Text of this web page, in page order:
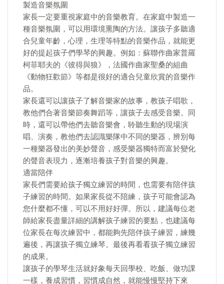
製造音樂氛圍
家長一定要重視家庭中的音樂教育。在家庭中製造一
種音樂氛圍，可以用環境熏陶的方法。讓孩子多聽適
合兒童年齡，心理，生理等特點的音樂作品，就能更
好的提起孩子們學琴的興趣。例如：蘇聯作曲家普羅
柯菲耶夫的《彼得與狼》，法國作曲家聖桑的組曲
《動物狂歡節》等都是很好的適合兒童欣賞的音樂作
品。
家長還可以讓孩子了解音樂家的故事，教孩子唱歌，
教他們合著音樂節奏舞蹈等，讓孩子去感受音樂。同
時，還可以帶他們去聽音樂會，聆聽生動的現場演
唱、演奏，教他們去認識樂隊中不同的樂器，辨別每
一種樂器發出的美妙聲音，感受樂器獨特而富於變化
的聲音表現力，逐漸培養孩子對音樂的興趣。
適當陪伴
家長們需要給孩子獨立練習的時間，也需要有陪伴孩
子練習的時間。如果家長從不陪練，孩子可能會認為
您什麼都不懂，可以不用好好彈。所以，建議每位老
師給家長盡量詳細的講解孩子練習的要點，也建議每
位家長在每次練習中，都能夠先陪伴孩子練習，練幾
遍後，再讓孩子獨立練琴。最後再看看孩子獨立練習
的成果。
讓孩子的學琴生活就好象每天回學校、吃飯、做功課
一樣，養成習慣，習慣成自然，就能慢慢堅持下來